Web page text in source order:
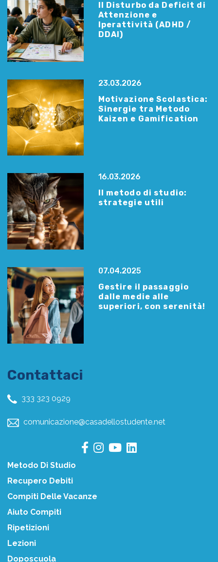
Il Disturbo da Deficit di
Attenzione e
Iperattività (ADHD /
DDAI)
23.03.2026
Motivazione Scolastica:
Sinergie tra Metodo
Kaizen e Gamification
16.03.2026
Il metodo di studio:
strategie utili
07.04.2025
Gestire il passaggio
dalle medie alle
superiori, con serenità!
Contattaci
333 323 0929
comunicazione@casadellostudente.net
Metodo Di Studio
Recupero Debiti
Compiti Delle Vacanze
Aiuto Compiti
Ripetizioni
Lezioni
Doposcuola